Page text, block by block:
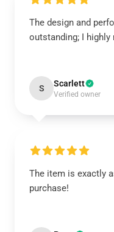
The design and
outstanding; I highly
S Scarlett
Verified owner
The item is exactly
purchase!